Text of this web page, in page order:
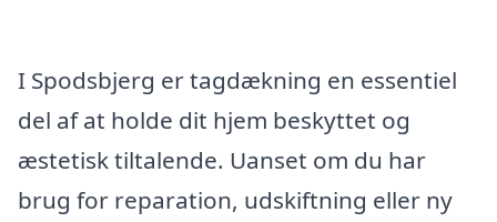
I Spodsbjerg er tagdækning en essentiel
del af at holde dit hjem beskyttet og
æstetisk tiltalende. Uanset om du har
brug for reparation, udskiftning eller ny